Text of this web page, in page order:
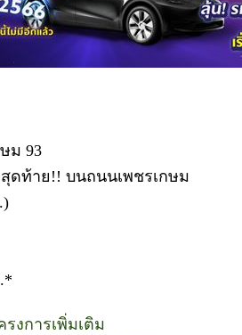
ม 93
ดท้าย!! บนถนนเพชรเกษม
งการเพิ่มเติม